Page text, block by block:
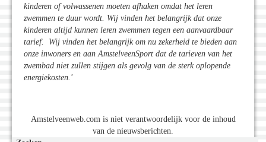
kinderen of volwassenen moeten afhaken omdat het leren
zwemmen te duur wordt. Wij vinden het belangrijk dat onze
kinderen altijd kunnen leren zwemmen tegen een aanvaardbaar
tarief. Wij vinden het belangrijk om nu zekerheid te bieden aan
onze inwoners en aan AmstelveenSport dat de tarieven van het
zwembad niet zullen stijgen als gevolg van de sterk oplopende
energiekosten.'
Amstelveenweb.com is niet verantwoordelijk voor de inhoud
van de nieuwsberichten.